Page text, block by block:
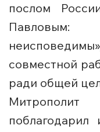
послом
совместной
ради общей